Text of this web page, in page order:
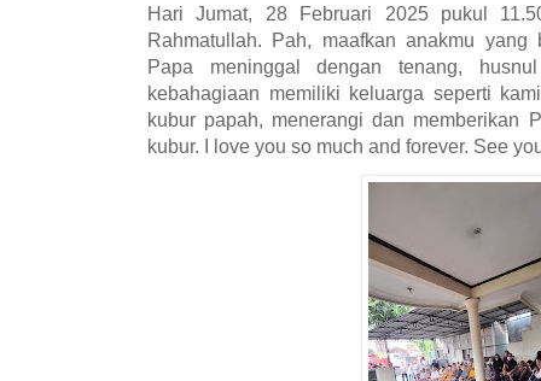
Hari Jumat, 28 Februari 2025 pukul
Rahmatullah. Pah, maafkan anakmu
Papa meninggal dengan tenang,
kebahagiaan memiliki keluarga seperti
kubur papah, menerangi dan memberikan
kubur. I love you so much and forever. See